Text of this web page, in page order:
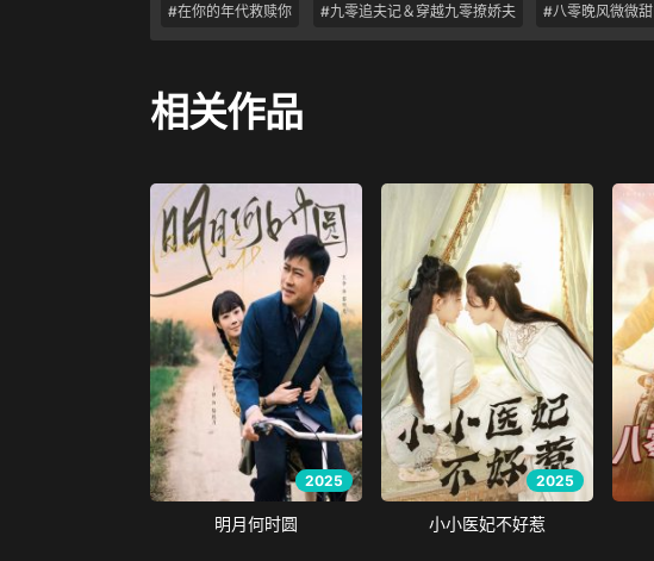
#在你的年代救赎你 #九零追夫记＆穿越九零撩娇夫 #八零晚风微微甜
相关作品
2025
明月何时圆
2025
小小医妃不好惹